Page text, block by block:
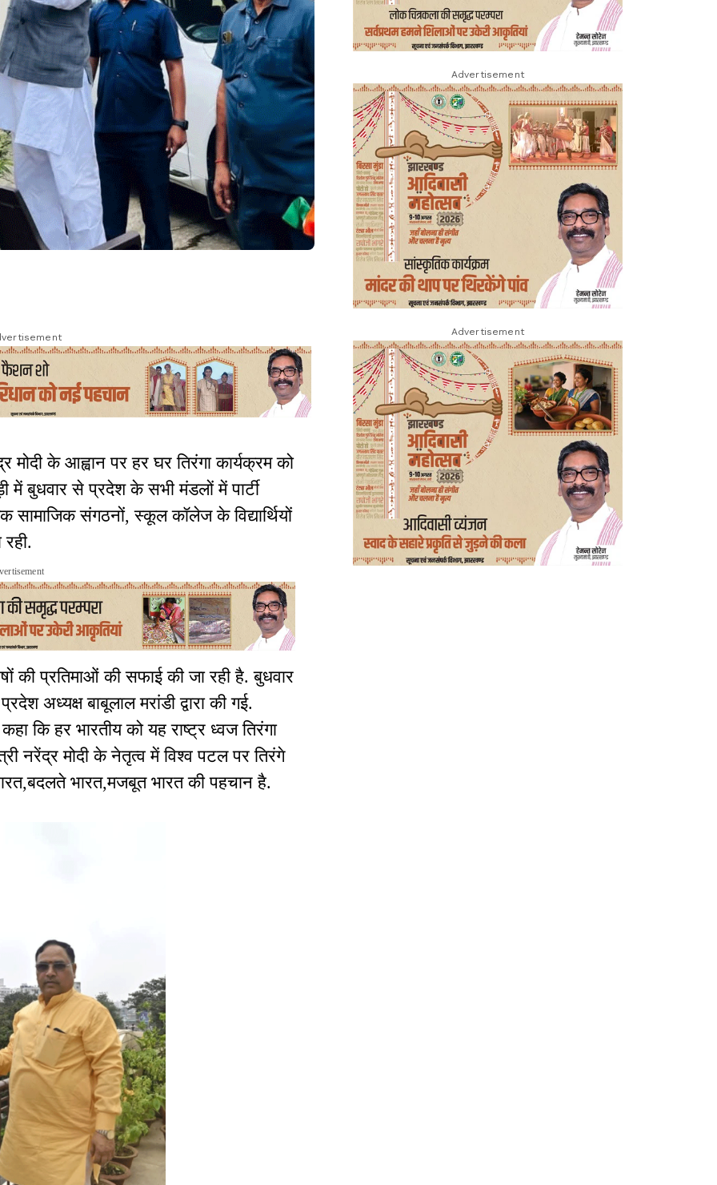
के आह्वान पर हर घर तिरंगा कार्यक्रम को
बुधवार से प्रदेश के सभी मंडलों में पार्टी
सामाजिक संगठनों, स्कूल कॉलेज के विद्यार्थियों
की प्रतिमाओं की सफाई की जा रही है. बुधवार
अध्यक्ष बाबूलाल मरांडी द्वारा की गई.
कि हर भारतीय को यह राष्ट्र ध्वज तिरंगा
नरेंद्र मोदी के नेतृत्व में विश्व पटल पर तिरंगे
भारत,मजबूत भारत की पहचान है.
Advertisement
Advertisement